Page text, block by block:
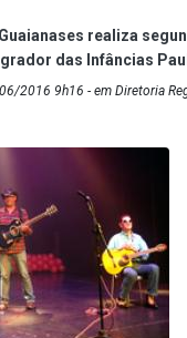
Guaianases realiza
das Infâncias
2016 9h16 - em Diretoria